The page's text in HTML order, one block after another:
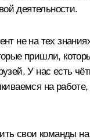
деятельности.
не на тех
пришли,
У нас есть
на
свои команды